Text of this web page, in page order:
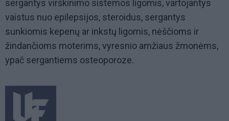
sergantys virškinimo sistemos ligomis, vartojantys
vaistus nuo epilepsijos, steroidus, sergantys
sunkiomis kepenų ar inkstų ligomis, nėščioms ir
žindančioms moterims, vyresnio amžiaus žmonėms,
ypač sergantiems osteoporoze.